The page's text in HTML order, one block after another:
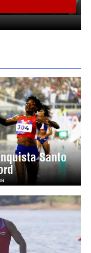
Santo